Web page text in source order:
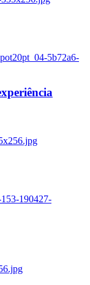
5b72a6-
190427-